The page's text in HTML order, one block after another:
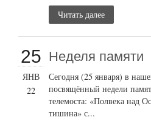
Читать далее
25
ЯНВ
22
Неделя памяти
Сегодня (25 января) в
посвящённый недели
телемоста: «Полвека над
тишина» с...